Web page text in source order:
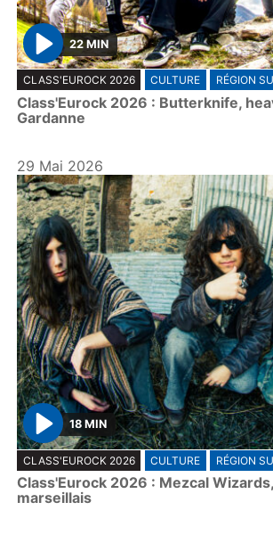
P
l
a
y
22 MIN
CLASS'EUROCK 2026 CULTURE RÉGION
Class'Eurock 2026 : Butterknife,
Gardanne
29 Mai 2026
P
l
a
y
18 MIN
CLASS'EUROCK 2026 CULTURE RÉGION
Class'Eurock 2026 : Mezcal
marseillais